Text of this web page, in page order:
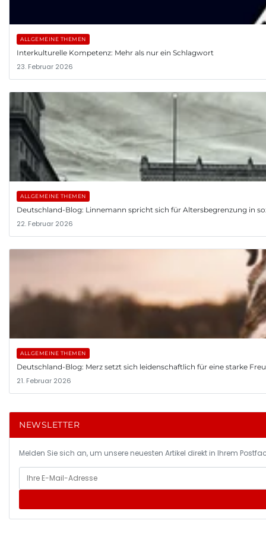
ALLGEMEINE THEMEN
Interkulturelle Kompetenz: Mehr als nur ein Schlagwort
23. Februar 2026
ALLGEMEINE THEMEN
Deutschland-Blog: Linnemann spricht sich für Altersbegrenzung in
22. Februar 2026
ALLGEMEINE THEMEN
Deutschland-Blog: Merz setzt sich leidenschaftlich für eine starke
21. Februar 2026
NEWSLETTER
Melden Sie sich an, um unsere neuesten Artikel direkt in Ihrem